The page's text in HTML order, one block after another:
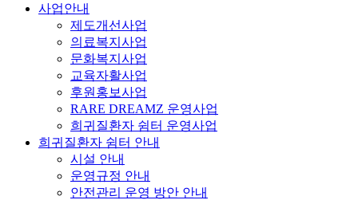
사업안내
제도개선사업
의료복지사업
문화복지사업
교육자활사업
후원홍보사업
RARE DREAMZ 운영사업
희귀질환자 쉼터 운영사업
희귀질환자 쉼터 안내
시설 안내
운영규정 안내
안전관리 운영 방안 안내